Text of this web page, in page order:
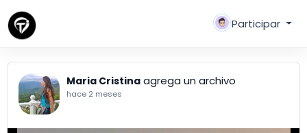
Participar
Maria Cristina agrega un archivo
hace 2 meses